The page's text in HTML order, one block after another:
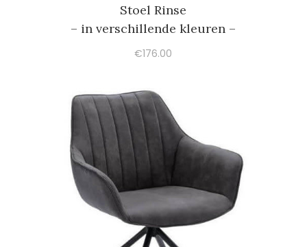
Stoel Rinse
– in verschillende kleuren –
€176.00